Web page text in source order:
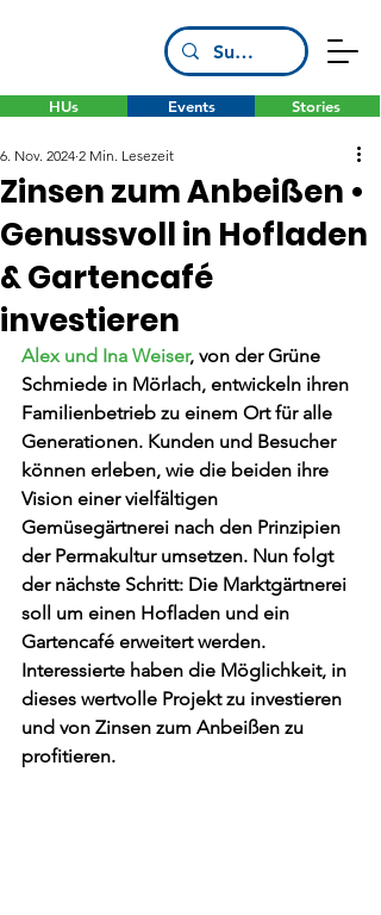
HUs Stories
Events
Zinsen zum Anbeißen •
Genussvoll in Hofladen
& Gartencafé
investieren
6. Nov. 2024 2 Min. Lesezeit
Alex und Ina Weiser, von der Grüne
Schmiede in Mörlach, entwickeln ihren
Familienbetrieb zu einem Ort für alle
Generationen. Kunden und Besucher
können erleben, wie die beiden ihre
Vision einer vielfältigen
Gemüsegärtnerei nach den Prinzipien
der Permakultur umsetzen. Nun folgt
der nächste Schritt: Die Marktgärtnerei
soll um einen Hofladen und ein
Gartencafé erweitert werden.
Interessierte haben die Möglichkeit, in
dieses wertvolle Projekt zu investieren
und von Zinsen zum Anbeißen zu
profitieren.